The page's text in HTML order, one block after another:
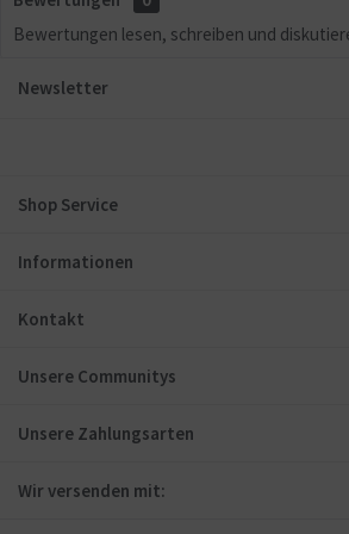
Bewertungen lesen, schreiben und
Newsletter
Shop Service
Informationen
Kontakt
Unsere Communitys
Unsere Zahlungsarten
Wir versenden mit: